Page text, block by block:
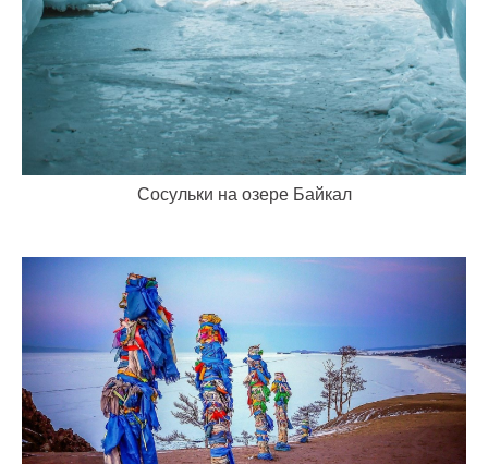
Сосульки на озере Байкал